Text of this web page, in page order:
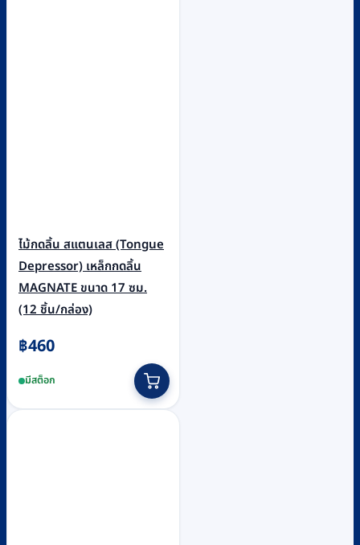
ไม้กดลิ้น สแตนเลส (Tongue
Depressor) เหล็กกดลิ้น
MAGNATE ขนาด 17 ซม.
(12 ชิ้น/กล่อง)
฿460
มีสต็อก